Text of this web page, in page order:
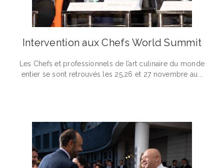
Intervention aux Chefs World Summit
Les Chefs et professionnels de l’art culinaire du monde
entier se sont retrouvés les 25,26 et 27 novembre au...